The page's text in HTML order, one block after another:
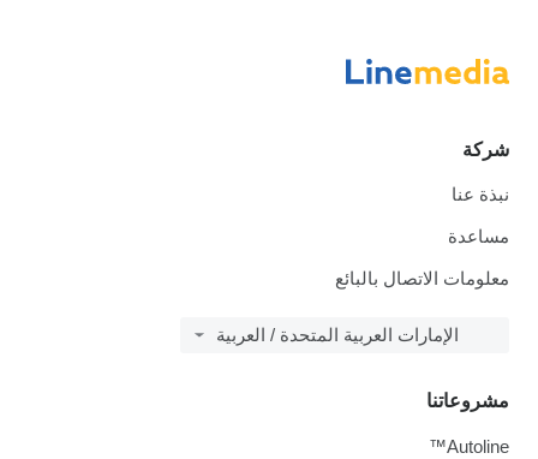
شركة
نبذة عنا
مساعدة
معلومات الاتصال بالبائع
الإمارات العربية المتحدة / العربية
مشروعاتنا
Autoline™